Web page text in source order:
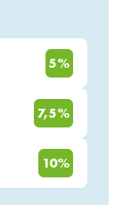
optie voor
smaakverlies.
emulsie van de
Voeg een
5%
7,5%
10%